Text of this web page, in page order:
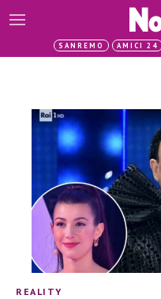
SANREMO AMICI 24
REALITY